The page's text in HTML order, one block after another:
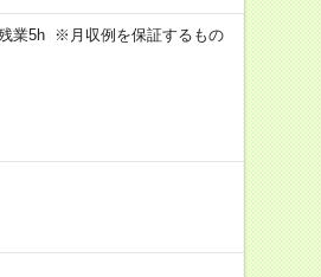
業5h ※月収例を保証するもの